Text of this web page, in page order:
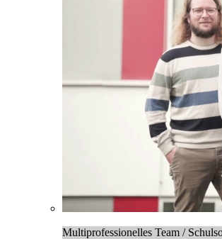
Multiprofessionelles Team /